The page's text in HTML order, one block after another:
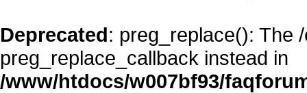
Deprecated: preg_replace(): The
preg_replace_callback instead in
/www/htdocs/w007bf93/